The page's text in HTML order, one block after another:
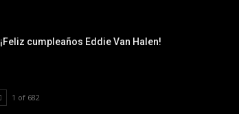
¡Feliz cumpleaños Eddie Van Halen!
1 of 682